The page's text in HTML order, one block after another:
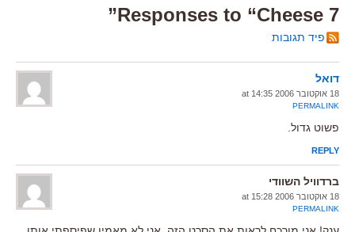
7 Responses to “Cheese”
פיד תגובות
דואל
18 אוקטובר 2006 at 14:35
PERMALINK
פשוט גדול.
REPLY
ברדוויל השוודי
18 אוקטובר 2006 at 15:28
PERMALINK